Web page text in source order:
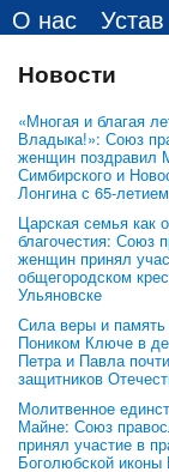
О нас Устав
Новости
«Многая и благая
Владыка!»: Союз
женщин поздравил
Симбирского и
Лонгина с 65-летием
Царская семья как
благочестия: Союз
женщин принял
общегородском
Ульяновске
Сила веры и память
Поником Ключе в
Петра и Павла
защитников
Молитвенное
Майне: Союз
принял участие в
Боголюбской